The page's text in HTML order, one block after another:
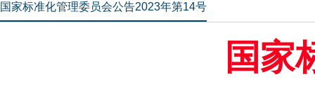
国家标准化管理委员会公告2023年第14号
国家